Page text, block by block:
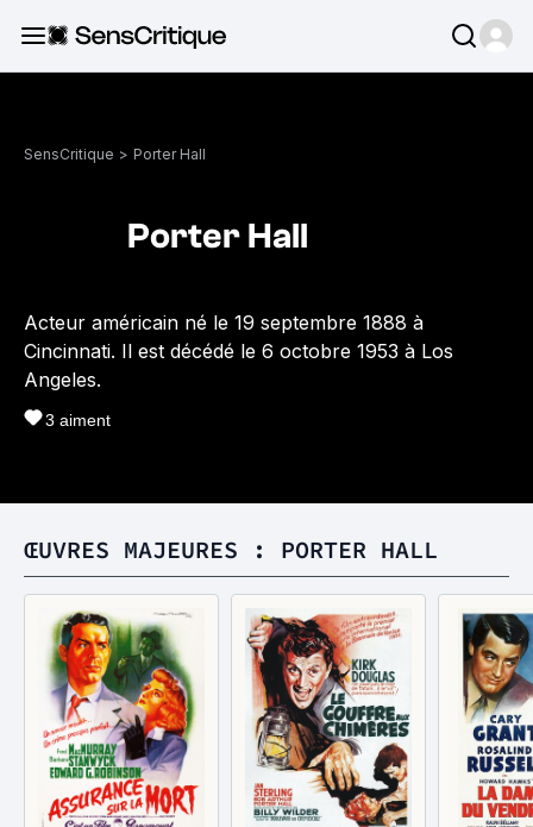
SensCritique > Porter Hall
Porter Hall
Acteur américain né le 19 septembre 1888 à
Cincinnati. Il est décédé le 6 octobre 1953 à Los
Angeles.
3 aiment
ŒUVRES MAJEURES : PORTER HALL